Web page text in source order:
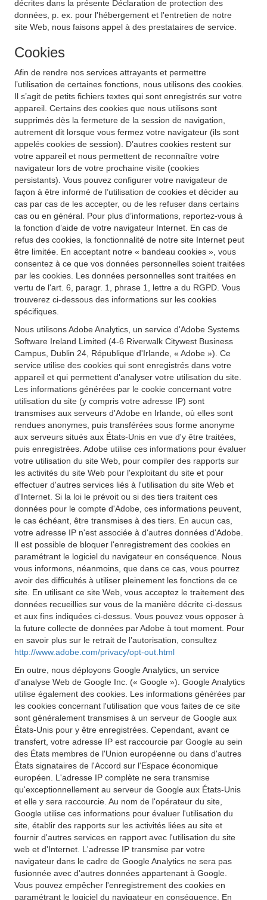
décrites dans la présente Déclaration de protection des
données, p. ex. pour l'hébergement et l'entretien de notre
site Web, nous faisons appel à des prestataires de service.
Cookies
Afin de rendre nos services attrayants et permettre
l’utilisation de certaines fonctions, nous utilisons des cookies.
Il s’agit de petits fichiers textes qui sont enregistrés sur votre
appareil. Certains des cookies que nous utilisons sont
supprimés dès la fermeture de la session de navigation,
autrement dit lorsque vous fermez votre navigateur (ils sont
appelés cookies de session). D’autres cookies restent sur
votre appareil et nous permettent de reconnaître votre
navigateur lors de votre prochaine visite (cookies
persistants). Vous pouvez configurer votre navigateur de
façon à être informé de l’utilisation de cookies et décider au
cas par cas de les accepter, ou de les refuser dans certains
cas ou en général. Pour plus d’informations, reportez-vous à
la fonction d’aide de votre navigateur Internet. En cas de
refus des cookies, la fonctionnalité de notre site Internet peut
être limitée. En acceptant notre « bandeau cookies », vous
consentez à ce que vos données personnelles soient traitées
par les cookies. Les données personnelles sont traitées en
vertu de l'art. 6, paragr. 1, phrase 1, lettre a du RGPD. Vous
trouverez ci-dessous des informations sur les cookies
spécifiques.
Nous utilisons Adobe Analytics, un service d'Adobe Systems
Software Ireland Limited (4-6 Riverwalk Citywest Business
Campus, Dublin 24, République d'Irlande, « Adobe »). Ce
service utilise des cookies qui sont enregistrés dans votre
appareil et qui permettent d'analyser votre utilisation du site.
Les informations générées par le cookie concernant votre
utilisation du site (y compris votre adresse IP) sont
transmises aux serveurs d'Adobe en Irlande, où elles sont
rendues anonymes, puis transférées sous forme anonyme
aux serveurs situés aux États-Unis en vue d'y être traitées,
puis enregistrées. Adobe utilise ces informations pour évaluer
votre utilisation du site Web, pour compiler des rapports sur
les activités du site Web pour l'exploitant du site et pour
effectuer d'autres services liés à l'utilisation du site Web et
d'Internet. Si la loi le prévoit ou si des tiers traitent ces
données pour le compte d'Adobe, ces informations peuvent,
le cas échéant, être transmises à des tiers. En aucun cas,
votre adresse IP n'est associée à d'autres données d'Adobe.
Il est possible de bloquer l'enregistrement des cookies en
paramétrant le logiciel du navigateur en conséquence. Nous
vous informons, néanmoins, que dans ce cas, vous pourrez
avoir des difficultés à utiliser pleinement les fonctions de ce
site. En utilisant ce site Web, vous acceptez le traitement des
données recueillies sur vous de la manière décrite ci-dessus
et aux fins indiquées ci-dessus. Vous pouvez vous opposer à
la future collecte de données par Adobe à tout moment. Pour
en savoir plus sur le retrait de l’autorisation, consultez
http://www.adobe.com/privacy/opt-out.html
En outre, nous déployons Google Analytics, un service
d'analyse Web de Google Inc. (« Google »). Google Analytics
utilise également des cookies. Les informations générées par
les cookies concernant l'utilisation que vous faites de ce site
sont généralement transmises à un serveur de Google aux
États-Unis pour y être enregistrées. Cependant, avant ce
transfert, votre adresse IP est raccourcie par Google au sein
des États membres de l'Union européenne ou dans d'autres
États signataires de l'Accord sur l'Espace économique
européen. L'adresse IP complète ne sera transmise
qu'exceptionnellement au serveur de Google aux États-Unis
et elle y sera raccourcie. Au nom de l'opérateur du site,
Google utilise ces informations pour évaluer l'utilisation du
site, établir des rapports sur les activités liées au site et
fournir d'autres services en rapport avec l'utilisation du site
web et d'Internet. L'adresse IP transmise par votre
navigateur dans le cadre de Google Analytics ne sera pas
fusionnée avec d'autres données appartenant à Google.
Vous pouvez empêcher l'enregistrement des cookies en
paramétrant le logiciel du navigateur en conséquence. En